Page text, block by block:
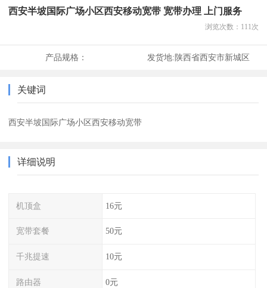
西安半坡国际广场小区西安移动宽带 宽带办理 上门服务
浏览次数： 111 次
产品规格： 发货地:陕西省西安市新城区
关键词
西安半坡国际广场小区西安移动宽带
详细说明
机顶盒 16元
宽带套餐 50元
千兆提速 10元
路由器 0元